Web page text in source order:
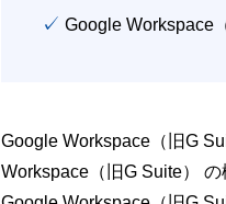
✓ Google
Google Workspace（旧G
Workspace（旧G Suite） の